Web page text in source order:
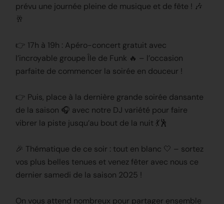
prévu une journée pleine de musique et de fête ! 🎶
🥂
👉 17h à 19h : Apéro-concert gratuit avec
l’incroyable groupe Île de Funk 🔥 – l’occasion
parfaite de commencer la soirée en douceur !
👉 Puis, place à la dernière grande soirée dansante
de la saison 🎧 avec notre DJ variété pour faire
vibrer la piste jusqu’au bout de la nuit 💃🕺
🎉 Thématique de ce soir : tout en blanc 🤍 – sortez
vos plus belles tenues et venez fêter avec nous ce
dernier samedi de la saison 2025 !
On vous attend nombreux pour partager ensemble